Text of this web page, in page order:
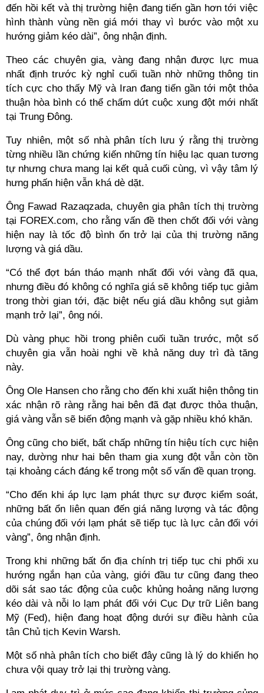
đến hồi kết và thị trường hiện đang tiến gần hơn tới việc
hình thành vùng nền giá mới thay vì bước vào một xu
hướng giảm kéo dài”, ông nhận định.
Theo các chuyên gia, vàng đang nhận được lực mua
nhất định trước kỳ nghỉ cuối tuần nhờ những thông tin
tích cực cho thấy Mỹ và Iran đang tiến gần tới một thỏa
thuận hòa bình có thể chấm dứt cuộc xung đột mới nhất
tại Trung Đông.
Tuy nhiên, một số nhà phân tích lưu ý rằng thị trường
từng nhiều lần chứng kiến những tín hiệu lạc quan tương
tự nhưng chưa mang lại kết quả cuối cùng, vì vậy tâm lý
hưng phấn hiện vẫn khá dè dặt.
Ông Fawad Razaqzada, chuyên gia phân tích thị trường
tại FOREX.com, cho rằng vấn đề then chốt đối với vàng
hiện nay là tốc độ bình ổn trở lại của thị trường năng
lượng và giá dầu.
“Có thể đợt bán tháo mạnh nhất đối với vàng đã qua,
nhưng điều đó không có nghĩa giá sẽ không tiếp tục giảm
trong thời gian tới, đặc biệt nếu giá dầu không sụt giảm
mạnh trở lại”, ông nói.
Dù vàng phục hồi trong phiên cuối tuần trước, một số
chuyên gia vẫn hoài nghi về khả năng duy trì đà tăng
này.
Ông Ole Hansen cho rằng cho đến khi xuất hiện thông tin
xác nhận rõ ràng rằng hai bên đã đạt được thỏa thuận,
giá vàng vẫn sẽ biến động mạnh và gặp nhiều khó khăn.
Ông cũng cho biết, bất chấp những tín hiệu tích cực hiện
nay, dường như hai bên tham gia xung đột vẫn còn tồn
tại khoảng cách đáng kể trong một số vấn đề quan trọng.
“Cho đến khi áp lực lạm phát thực sự được kiểm soát,
những bất ổn liên quan đến giá năng lượng và tác động
của chúng đối với lạm phát sẽ tiếp tục là lực cản đối với
vàng”, ông nhận định.
Trong khi những bất ổn địa chính trị tiếp tục chi phối xu
hướng ngắn hạn của vàng, giới đầu tư cũng đang theo
dõi sát sao tác động của cuộc khủng hoảng năng lượng
kéo dài và nỗi lo lạm phát đối với Cục Dự trữ Liên bang
Mỹ (Fed), hiện đang hoạt động dưới sự điều hành của
tân Chủ tịch Kevin Warsh.
Một số nhà phân tích cho biết đây cũng là lý do khiến họ
chưa vội quay trở lại thị trường vàng.